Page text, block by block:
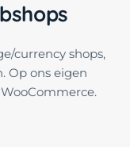
currency shops,
Op ons eigen